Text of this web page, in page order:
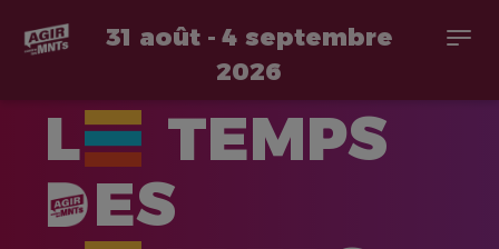
contenu
31 août - 4 septembre
2026
L
TEMPS
ES